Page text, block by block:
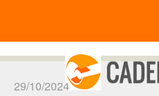
29/10/2024